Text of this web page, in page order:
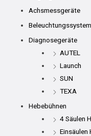
Achsmessgeräte
Diagnosegeräte
AUTEL
Launch
SUN
TEXA
Hebebühnen
4 Säulen
Einsäulen